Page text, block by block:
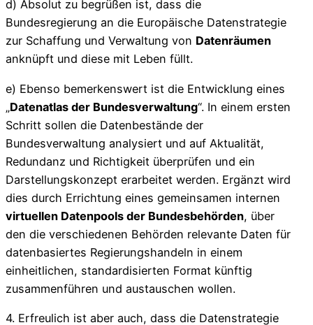
d) Absolut zu begrüßen ist, dass die
Bundesregierung an die Europäische Datenstrategie
zur Schaffung und Verwaltung von Datenräumen
anknüpft und diese mit Leben füllt.
e) Ebenso bemerkenswert ist die Entwicklung eines
„Datenatlas der Bundesverwaltung“. In einem ersten
Schritt sollen die Datenbestände der
Bundesverwaltung analysiert und auf Aktualität,
Redundanz und Richtigkeit überprüfen und ein
Darstellungskonzept erarbeitet werden. Ergänzt wird
dies durch Errichtung eines gemeinsamen internen
virtuellen Datenpools der Bundesbehörden, über
den die verschiedenen Behörden relevante Daten für
datenbasiertes Regierungshandeln in einem
einheitlichen, standardisierten Format künftig
zusammenführen und austauschen wollen.
4. Erfreulich ist aber auch, dass die Datenstrategie